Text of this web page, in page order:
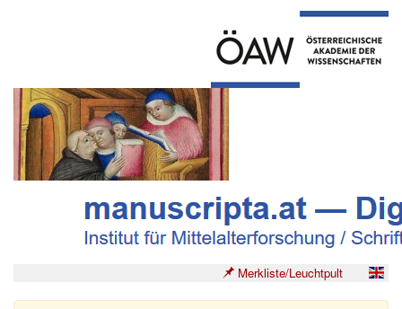
Merkliste/Leuchtpult